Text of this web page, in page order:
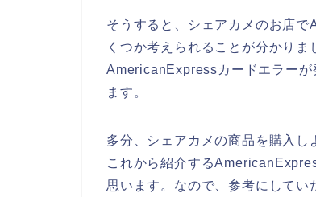
そうすると、シェアカメのお店
くつか考えられることが分かり
AmericanExpressカードエラーが
ます。
多分、シェアカメの商品を購入
これから紹介する
思います。なので、参考にしてい